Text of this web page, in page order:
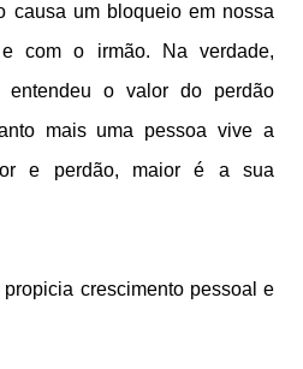
causa um bloqueio em nossa
com o irmão. Na verdade,
entendeu o valor do perdão
mais uma pessoa vive a
e perdão, maior é a sua
crescimento pessoal e